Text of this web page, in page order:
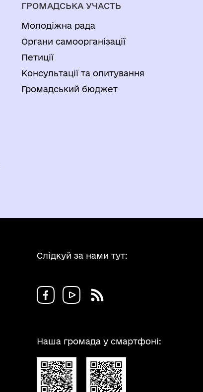
ГРОМАДСЬКА УЧАСТЬ
Молодіжна рада
Органи самоорганізації
Петиції
Консультації та опитування
Громадський бюджет
Слідкуй за нами тут:
Наша громада у смартфоні: